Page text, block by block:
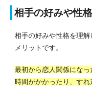
相手の好みや性
相手の好みや性格を理
メリットです。
最初から恋人関係にな
時間がかかったり、す